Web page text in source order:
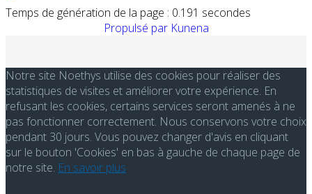
Temps de génération de la page : 0.191 secondes
Propulsé par Kunena
Notre site Noethys utilise des cookies pour réaliser des
statistiques de visites et améliorer votre expérience. En
refusant les cookies, certains services seront amenés à ne
pas fonctionner correctement. Nous conservons votre choix
pendant 30 jours. Vous pouvez changer d'avis en cliquant
sur le bouton 'Cookies' en bas à gauche de chaque page de
notre site. En savoir plus